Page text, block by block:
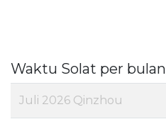
Waktu Solat per bulan
Juli 2026 Qinzhou